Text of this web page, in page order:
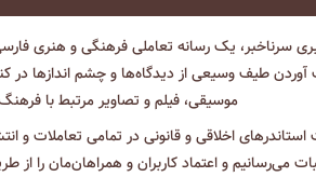
سرناخبر، یک رسانه تعاملی فرهنگی و هنری
طیف وسیعی از دیدگاه‌ها و چشم انداز‌ها در
موسیقی، فیلم و تصاویر مرتبط با
استاندرهای اخلاقی و قانونی در تمامی تعاملات و
می‌رسانیم و اعتماد کاربران و همراهان‌مان را